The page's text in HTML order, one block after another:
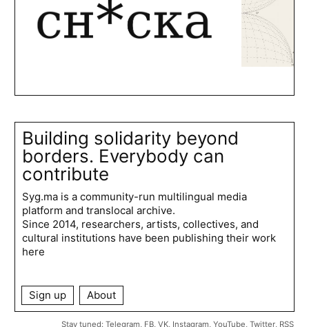
Building solidarity beyond
borders. Everybody can
contribute
Syg.ma is a community-run multilingual media
platform and translocal archive.
Since 2014, researchers, artists, collectives, and
cultural institutions have been publishing their work
here
Sign up About
Stay tuned: Telegram, FB, VK, Instagram, YouTube, Twitter, RSS